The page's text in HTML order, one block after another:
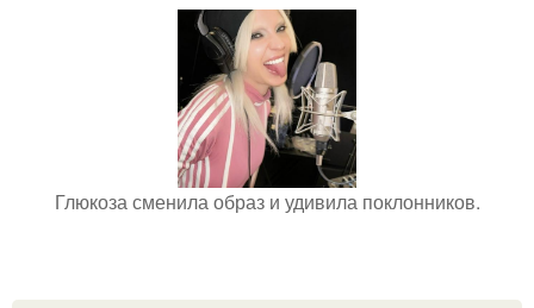
Глюкоза сменила образ и удивила поклонников.